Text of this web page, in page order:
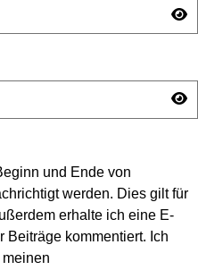
und Ende von
werden. Dies gilt für
erhalte ich eine E-
Beiträge kommentiert. Ich